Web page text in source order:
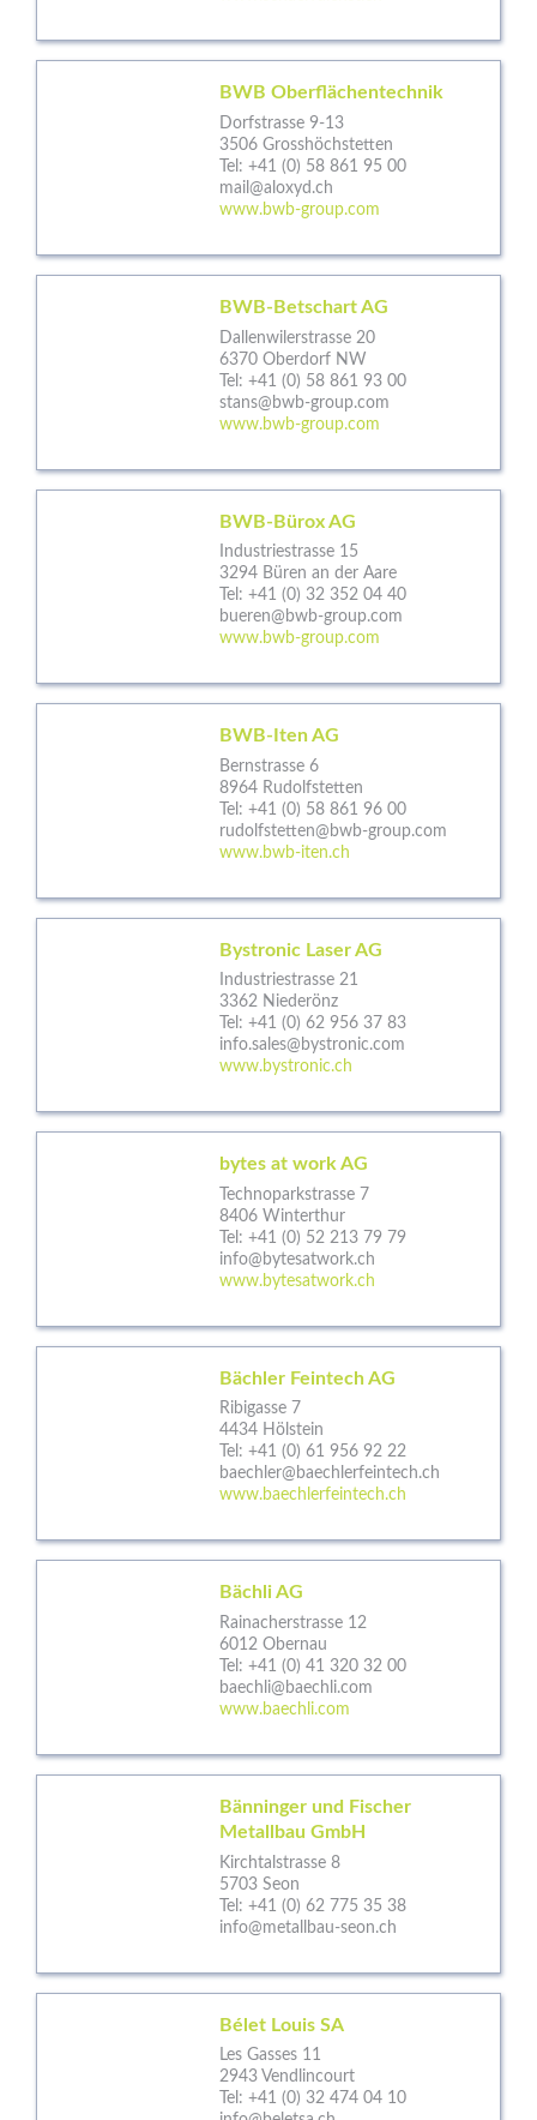
BWB Oberflächentechnik
Dorfstrasse 9-13
3506 Grosshöchstetten
Tel: +41 (0) 58 861 95 00
mail@aloxyd.ch
www.bwb-group.com
BWB-Betschart AG
Dallenwilerstrasse 20
6370 Oberdorf NW
Tel: +41 (0) 58 861 93 00
stans@bwb-group.com
www.bwb-group.com
BWB-Bürox AG
Industriestrasse 15
3294 Büren an der Aare
Tel: +41 (0) 32 352 04 40
bueren@bwb-group.com
www.bwb-group.com
BWB-Iten AG
Bernstrasse 6
8964 Rudolfstetten
Tel: +41 (0) 58 861 96 00
rudolfstetten@bwb-group.com
www.bwb-iten.ch
Bystronic Laser AG
Industriestrasse 21
3362 Niederönz
Tel: +41 (0) 62 956 37 83
info.sales@bystronic.com
www.bystronic.ch
bytes at work AG
Technoparkstrasse 7
8406 Winterthur
Tel: +41 (0) 52 213 79 79
info@bytesatwork.ch
www.bytesatwork.ch
Bächler Feintech AG
Ribigasse 7
4434 Hölstein
Tel: +41 (0) 61 956 92 22
baechler@baechlerfeintech.ch
www.baechlerfeintech.ch
Bächli AG
Rainacherstrasse 12
6012 Obernau
Tel: +41 (0) 41 320 32 00
baechli@baechli.com
www.baechli.com
Bänninger und Fischer
Metallbau GmbH
Kirchtalstrasse 8
5703 Seon
Tel: +41 (0) 62 775 35 38
info@metallbau-seon.ch
Bélet Louis SA
Les Gasses 11
2943 Vendlincourt
Tel: +41 (0) 32 474 04 10